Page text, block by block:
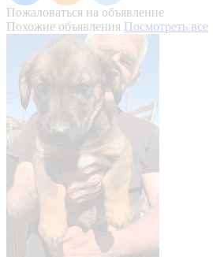
Пожаловаться на объявление
Похожие объявления Посмотреть все